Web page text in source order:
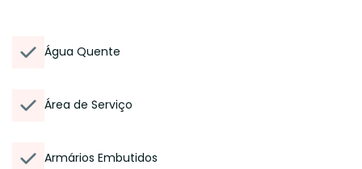
Água Quente
Área de Serviço
Armários Embutidos